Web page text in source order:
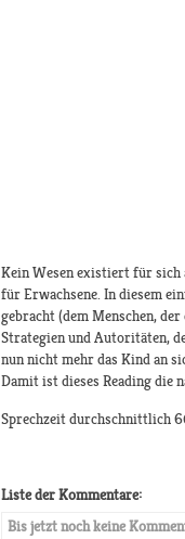
Kein Wesen existiert für
für Erwachsene. In diesem
gebracht (dem Menschen,
Strategien und Autoritäten,
nun nicht mehr das Kind an
Damit ist dieses Reading die
Sprechzeit durchschnittlich
Liste der Kommentare:
Bis jetzt noch keine